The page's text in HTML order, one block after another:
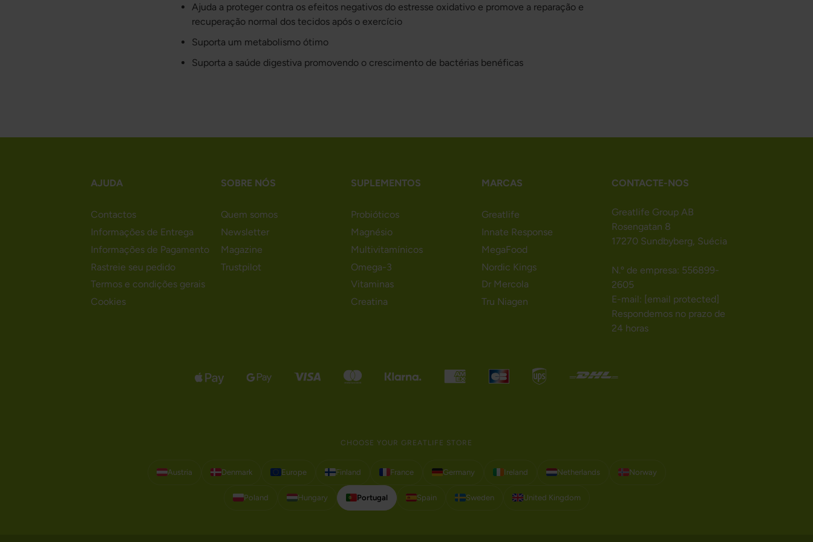
Ajuda a proteger contra os efeitos negativos do estresse oxidativo e promove a reparação e
recuperação normal dos tecidos após o exercício
Suporta um metabolismo ótimo
Suporta a saúde digestiva promovendo o crescimento de bactérias benéficas
AJUDA
Contactos
Informações de Entrega
Informações de Pagamento
Rastreie seu pedido
Termos e condições gerais
Cookies
SOBRE NÓS
Quem somos
Newsletter
Magazine
Trustpilot
SUPLEMENTOS
Probióticos
Magnésio
Multivitamínicos
Omega-3
Vitaminas
Creatina
MARCAS
Greatlife
Innate Response
MegaFood
Nordic Kings
Dr Mercola
Tru Niagen
CONTACTE-NOS
Greatlife Group AB
Rosengatan 8
17270 Sundbyberg, Suécia
N.º de empresa: 556899-
2605
E-mail: [email protected]
Respondemos no prazo de
24 horas
CHOOSE YOUR GREATLIFE STORE
Austria Denmark Europe Finland France Germany Ireland Netherlands Norway
Poland Hungary Portugal Spain Sweden United Kingdom